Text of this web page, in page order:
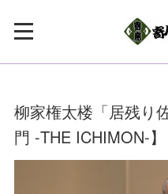
柳家権太楼「居残り
門 -THE ICHIMON-】